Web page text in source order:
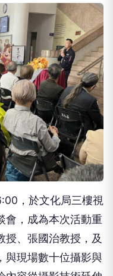
，於文化局三樓視
會，成為本次活動重
授、張國治教授，及
與現場數十位攝影與